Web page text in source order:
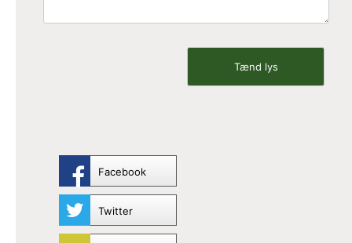
Facebook
Twitter